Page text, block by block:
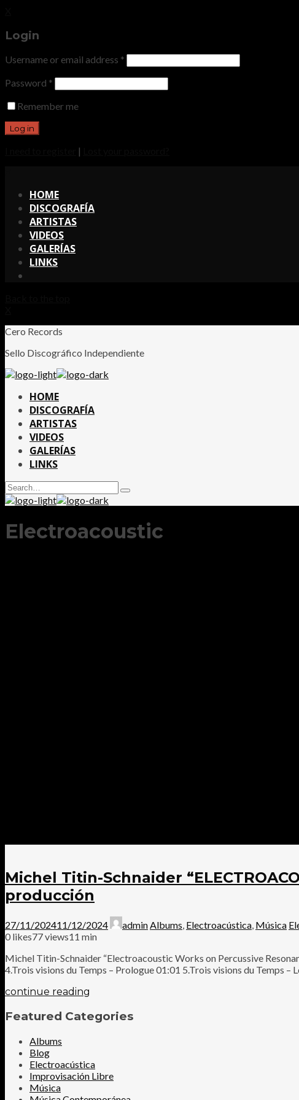
Login
Username or email address *
Password *
Remember me
|
HOME
DISCOGRAFÍA
ARTISTAS
VIDEOS
GALERÍAS
LINKS
Cero Records
Sello Discográfico Independiente
HOME
DISCOGRAFÍA
ARTISTAS
VIDEOS
GALERÍAS
LINKS
Search
for:
Type
and
Electroacoustic
Michel Titin-Schnaider
producción
27/11/202411/12/2024 adminAlbums, Electroacústica, Música
0 likes77 views11 min
Michel Titin-Schnaider “Electroacoustic Works on Percussive
4.Trois visions du Temps – Prologue 01:01 5.Trois visions du Temps –
continue reading
Featured Categories
Albums
Blog
Electroacústica
Improvisación Libre
Música